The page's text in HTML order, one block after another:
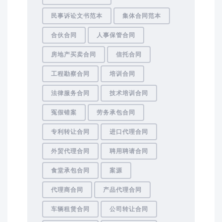
民事诉讼文书范本 集体合同范本
合伙合同 人事保管合同
房地产买卖合同 信托合同
工程勘察合同 培训合同
法律服务合同 技术培训合同
冤假错案 劳务承包合同
专利转让合同 进口代理合同
外贸代理合同 聘用聘请合同
食堂承包合同 案源
代理商合同 产品代理合同
车辆租赁合同 公司转让合同